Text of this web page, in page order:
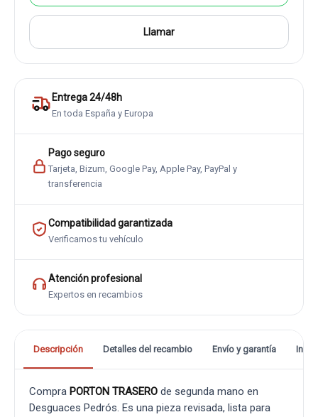
Llamar
Entrega 24/48h
En toda España y Europa
Pago seguro
Tarjeta, Bizum, Google Pay, Apple Pay, PayPal y
transferencia
Compatibilidad garantizada
Verificamos tu vehículo
Atención profesional
Expertos en recambios
Descripción Detalles del recambio Envío y garantía
Compra PORTON TRASERO de segunda mano en
Desguaces Pedrós. Es una pieza revisada, lista para